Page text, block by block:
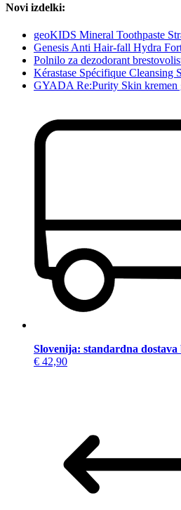
Novi izdelki:
geoKIDS Mineral Toothpaste
Genesis Anti Hair-fall Hydra
Polnilo za dezodorant
Kérastase Spécifique Cleansing
GYADA Re:Purity Skin kremen
Slovenija: standardna
€ 42,90